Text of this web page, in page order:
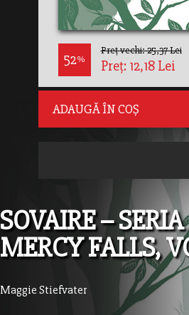
52%
Preț vechi: 25,37 Lei
Preț: 12,18 Lei
ADAUGĂ ÎN COȘ
SOVAIRE –
MERCY FALLS,
Maggie Stiefvater